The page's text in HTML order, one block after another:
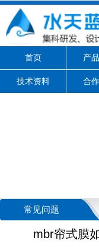
首页 产
技术资料 合
常见问题
mbr帘式膜